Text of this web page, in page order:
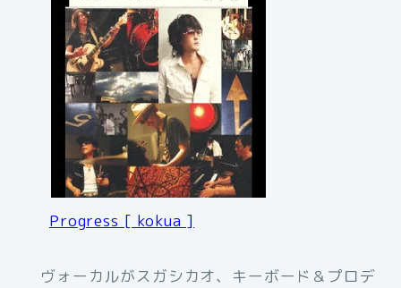
Progress [ kokua ]
ヴォーカルがスガシカオ、キーボード＆プロデ